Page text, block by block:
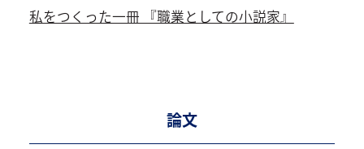
私をつくった一冊 『職業としての小説家』
論文